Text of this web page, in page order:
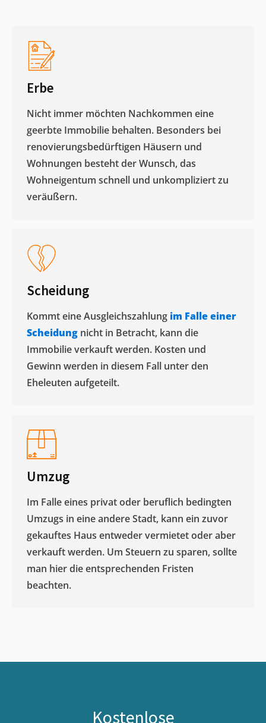
Erbe
Nicht immer möchten Nachkommen eine
geerbte Immobilie behalten. Besonders bei
renovierungsbedürftigen Häusern und
Wohnungen besteht der Wunsch, das
Wohneigentum schnell und unkompliziert zu
veräußern. ​
Scheidung
Kommt eine Ausgleichszahlung im Falle einer
Scheidung nicht in Betracht, kann die
Immobilie verkauft werden. Kosten und
Gewinn werden in diesem Fall unter den
Eheleuten aufgeteilt.​
Umzug
Im Falle eines privat oder beruflich bedingten
Umzugs in eine andere Stadt, kann ein zuvor
gekauftes Haus entweder vermietet oder aber
verkauft werden. Um Steuern zu sparen, sollte
man hier die entsprechenden Fristen
beachten.
Kostenlose